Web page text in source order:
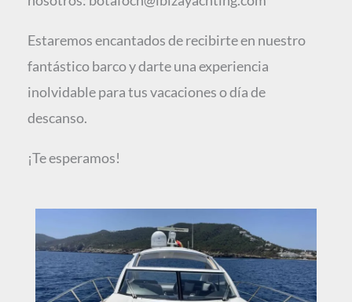
Estaremos encantados de recibirte en nuestro
fantástico barco y darte una experiencia
inolvidable para tus vacaciones o día de
descanso.
¡Te esperamos!